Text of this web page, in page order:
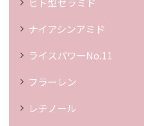
ナイアシンアミド
ライスパワーNo.11
フラーレン
レチノール